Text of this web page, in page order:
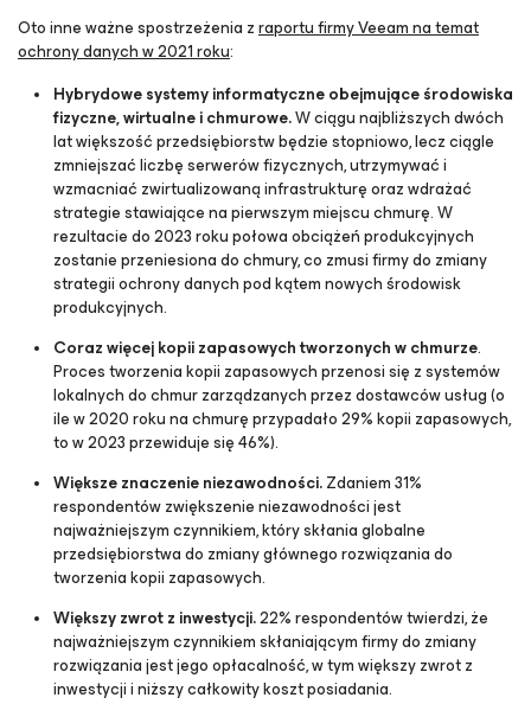
Oto inne ważne spostrzeżenia zraportu firmy Veeam na temat
ochrony danych w 2021 roku:
Hybrydowe systemy informatyczne obejmujące środowiska
fizyczne, wirtualne i chmurowe.W ciągu najbliższych dwóch
lat większość przedsiębiorstw będzie stopniowo, lecz ciągle
zmniejszać liczbę serwerów fizycznych, utrzymywać i
wzmacniać zwirtualizowaną infrastrukturę oraz wdrażać
strategie stawiające na pierwszym miejscu chmurę. W
rezultacie do 2023 roku połowa obciążeń produkcyjnych
zostanie przeniesiona do chmury, co zmusi firmy do zmiany
strategii ochrony danych pod kątem nowych środowisk
produkcyjnych.
Coraz więcej kopii zapasowych tworzonych w chmurze.
Proces tworzenia kopii zapasowych przenosi się z systemów
lokalnych do chmur zarządzanych przez dostawców usług (o
ile w 2020 roku na chmurę przypadało 29% kopii zapasowych,
to w 2023 przewiduje się 46%).
Większe znaczenie niezawodności.Zdaniem 31%
respondentów zwiększenie niezawodności jest
najważniejszym czynnikiem, który skłania globalne
przedsiębiorstwa do zmiany głównego rozwiązania do
tworzenia kopii zapasowych.
Większy zwrot z inwestycji.22% respondentów twierdzi, że
najważniejszym czynnikiem skłaniającym firmy do zmiany
rozwiązania jest jego opłacalność, w tym większy zwrot z
inwestycji i niższy całkowity koszt posiadania.